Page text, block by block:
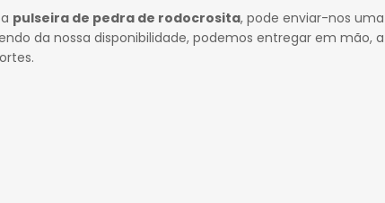
pulseira de pedra de rodocrosita, pode enviar-nos uma
da nossa disponibilidade, podemos entregar em mão,